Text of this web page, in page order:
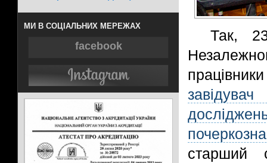
МИ В СОЦІАЛЬНИХ МЕРЕЖАХ
facebook
Так,
старший